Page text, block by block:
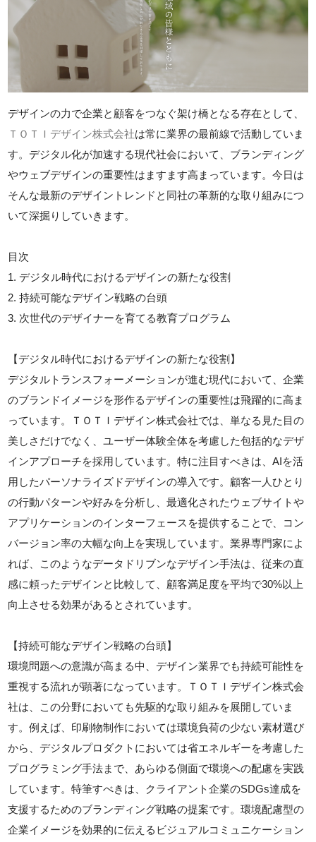
デザインの力で企業と顧客をつなぐ架け橋となる存在として、
ＴＯＴＩデザイン株式会社は常に業界の最前線で活動していま
す。デジタル化が加速する現代社会において、ブランディング
やウェブデザインの重要性はますます高まっています。今日は
そんな最新のデザイントレンドと同社の革新的な取り組みにつ
いて深掘りしていきます。
目次
1. デジタル時代におけるデザインの新たな役割
2. 持続可能なデザイン戦略の台頭
3. 次世代のデザイナーを育てる教育プログラム
【デジタル時代におけるデザインの新たな役割】
デジタルトランスフォーメーションが進む現代において、企業
のブランドイメージを形作るデザインの重要性は飛躍的に高ま
っています。ＴＯＴＩデザイン株式会社では、単なる見た目の
美しさだけでなく、ユーザー体験全体を考慮した包括的なデザ
インアプローチを採用しています。特に注目すべきは、AIを活
用したパーソナライズドデザインの導入です。顧客一人ひとり
の行動パターンや好みを分析し、最適化されたウェブサイトや
アプリケーションのインターフェースを提供することで、コン
バージョン率の大幅な向上を実現しています。業界専門家によ
れば、このようなデータドリブンなデザイン手法は、従来の直
感に頼ったデザインと比較して、顧客満足度を平均で30%以上
向上させる効果があるとされています。
【持続可能なデザイン戦略の台頭】
環境問題への意識が高まる中、デザイン業界でも持続可能性を
重視する流れが顕著になっています。ＴＯＴＩデザイン株式会
社は、この分野においても先駆的な取り組みを展開していま
す。例えば、印刷物制作においては環境負荷の少ない素材選び
から、デジタルプロダクトにおいては省エネルギーを考慮した
プログラミング手法まで、あらゆる側面で環境への配慮を実践
しています。特筆すべきは、クライアント企業のSDGs達成を
支援するためのブランディング戦略の提案です。環境配慮型の
企業イメージを効果的に伝えるビジュアルコミュニケーション